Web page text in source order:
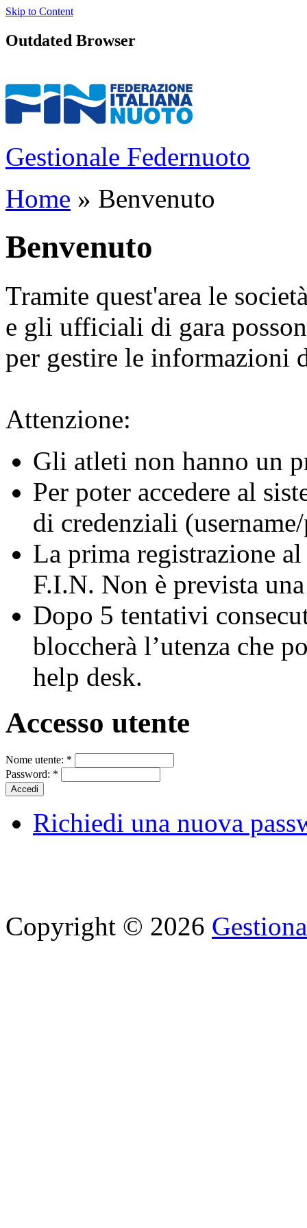
Skip to Content
Outdated Browser
Gestionale Federnuoto
Home » Benvenuto
Benvenuto
Tramite quest'area le
e gli ufficiali di gara
per gestire le informazioni
Attenzione:
Gli atleti non hanno un
Per poter accedere al
di credenziali
La prima registrazione
F.I.N. Non è prevista
Dopo 5 tentativi
bloccherà l’utenza che
help desk.
Accesso utente
Nome utente: *
Password: *
Richiedi una nuova
Copyright © 2026